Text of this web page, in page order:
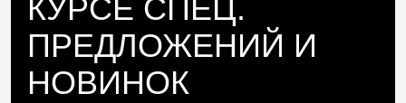
КУРСЕ СПЕЦ.
ПРЕДЛОЖЕНИЙ И
НОВИНОК